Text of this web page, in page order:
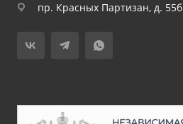
пр. Красных Партизан, д. 55б